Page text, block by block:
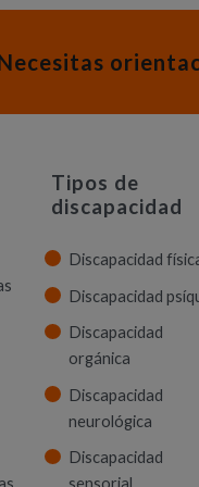
Tipos de
discapacidad
Discapacidad
Discapacidad
Discapacidad
orgánica
Discapacidad
neurológica
Discapacidad